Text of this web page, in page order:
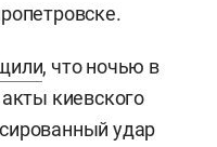
, что ночью в
киевского
удар